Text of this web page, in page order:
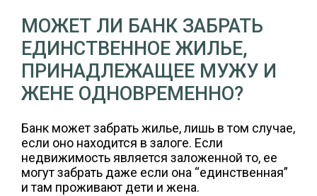
МОЖЕТ ЛИ БАНК ЗАБРАТЬ
ЕДИНСТВЕННОЕ ЖИЛЬЕ,
ПРИНАДЛЕЖАЩЕЕ МУЖУ И
ЖЕНЕ ОДНОВРЕМЕННО?
Банк может забрать жилье, лишь в том случае,
если оно находится в залоге. Если
недвижимость является заложенной то, ее
могут забрать даже если она “единственная”
и там проживают дети и жена.